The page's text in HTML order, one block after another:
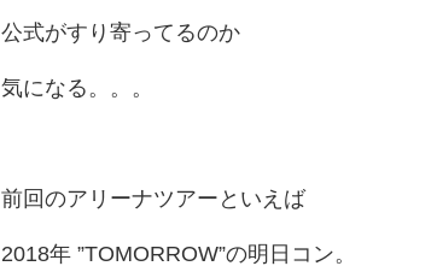
公式がすり寄ってるのか
気になる。。。
前回のアリーナツアーといえば
2018年 ”TOMORROW”の明日コン。